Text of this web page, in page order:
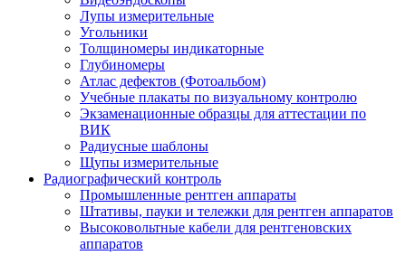
Лупы измерительные
Угольники
Толщиномеры индикаторные
Глубиномеры
Атлас дефектов (Фотоальбом)
Учебные плакаты по визуальному контролю
Экзаменационные образцы для аттестации по
ВИК
Радиусные шаблоны
Щупы измерительные
Радиографический контроль
Промышленные рентген аппараты
Штативы, пауки и тележки для рентген аппаратов
Высоковольтные кабели для рентгеновских
аппаратов